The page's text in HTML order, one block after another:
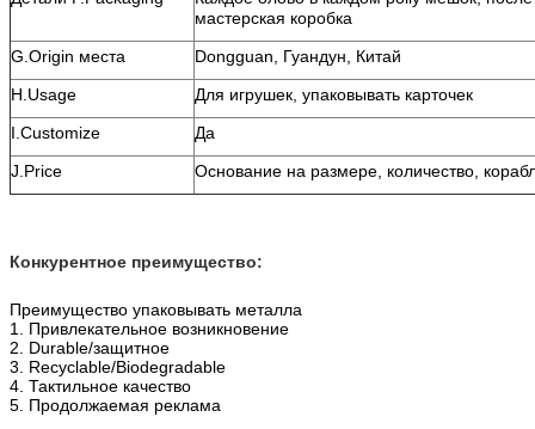
мастерская коробка
G.Origin места
Dongguan, Гуандун, Китай
H.Usage
Для игрушек, упаковывать карточек
I.Customize
Да
J.Price
Основание на размере, количество,
Конкурентное преимущество:
Преимущество упаковывать металла
1. Привлекательное возникновение
2. Durable/защитное
3. Recyclable/Biodegradable
4. Тактильное качество
5. Продолжаемая реклама